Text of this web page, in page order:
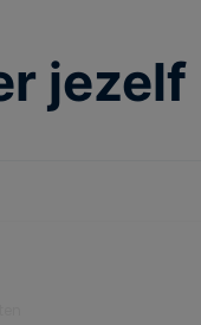
jezelf